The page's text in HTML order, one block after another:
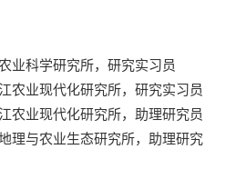
业科学研究所，研究实习员
农业现代化研究所，研究实习员
农业现代化研究所，助理研究员
理与农业生态研究所，助理研究